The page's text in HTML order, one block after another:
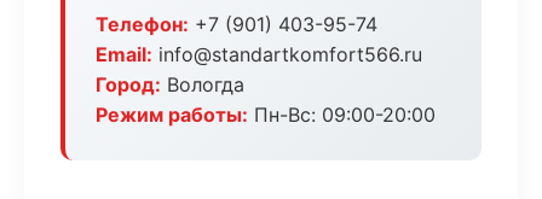
Телефон: +7 (901) 403-95-74
Email: info@standartkomfort566.ru
Город: Вологда
Режим работы: Пн-Вс: 09:00-20:00